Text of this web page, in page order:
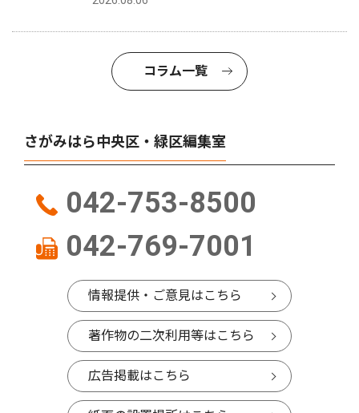
コラム一覧
さがみはら中央区・緑区編集室
042-753-8500
042-769-7001
情報提供・ご意見はこちら
著作物の二次利用等はこちら
広告掲載はこちら